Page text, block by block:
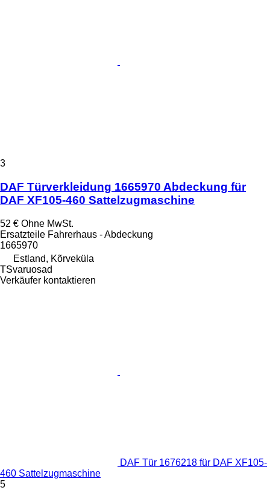
3
DAF Türverkleidung 1665970 Abdeckung für
DAF XF105-460 Sattelzugmaschine
52 € Ohne MwSt.
Ersatzteile Fahrerhaus - Abdeckung
1665970
Estland, Kõrveküla
TSvaruosad
Verkäufer kontaktieren
DAF Tür 1676218 für DAF XF105-
460 Sattelzugmaschine
5